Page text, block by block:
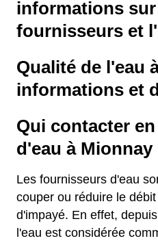
informations
fournisseurs et
Qualité de l'eau
informations et
Qui contacter
d'eau à Mionnay
Les fournisseurs d'eau
couper ou réduire le
d'impayé. En effet,
l'eau est considérée